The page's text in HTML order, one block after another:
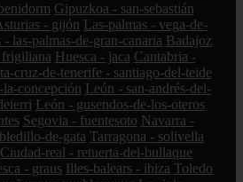
Gipuzkoa - san-sebastián
- gijón Las-palmas - vega-de-
- las-palmas-de-gran-canaria Badajoz
Huesca - jaca Cantabria -
cruz-de-tenerife - santiago-del-teide
concepción León - san-andrés-del-
León - gusendos-de-los-oteros
Segovia - fuentesoto Navarra -
de-gata Tarragona - solivella
Ciudad-real - retuerta-del-bullaque
- graus Illes-balears - ibiza Toledo